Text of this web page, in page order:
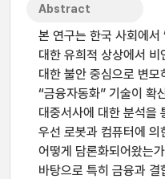
Abstract
본 연구는 한국 사회에서
대한 유희적 상상에서 비
대한 불안 중심으로 변
“금융자동화” 기술이 확
대중서사에 대한 분석을
우선 로봇과 컴퓨터에 의
어떻게 담론화되어왔는
바탕으로 특히 금융과